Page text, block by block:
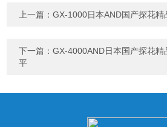
字），如：三加四=7
上一篇：GX-1000日本AND国产探花
下一篇：GX-4000AND日本国产探花
平